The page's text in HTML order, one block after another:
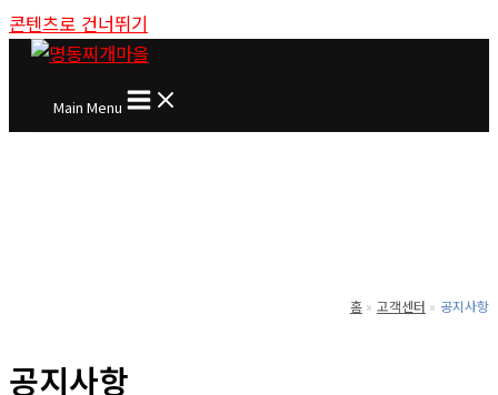
콘텐츠로 건너뛰기
Main Menu
홈 고객센터 공지사항
공지사항